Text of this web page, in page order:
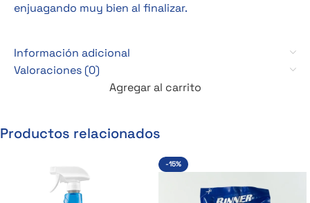
enjuagando muy bien al finalizar.
Información adicional
Valoraciones (0)
Agregar al carrito
Productos relacionados
-15%